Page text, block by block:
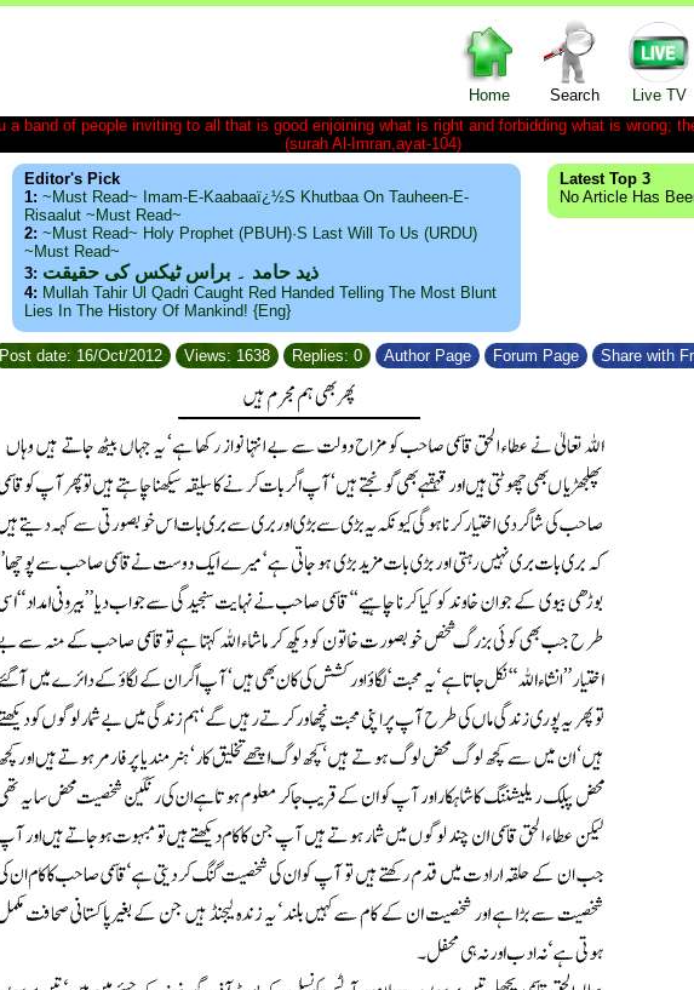
Home Search Live TV
a band of people inviting to all that is good enjoining what is right and forbidding what is wrong;
(surah Al-Imran,ayat-104)
Editor's Pick
1: ~Must Read~ Imam-E-Kaabaaï¿½s Khutbaa On Tauheen-E-
Risaalut ~Must Read~
2: ~Must Read~ Holy Prophet (PBUH)·s Last Will To Us (URDU)
~Must Read~
3: ذید حامد ۔ براس ٹیکس کی حقیقت
4: Mullah Tahir Ul Qadri Caught Red Handed Telling The Most Blunt
Lies In The History Of Mankind! {Eng}
Latest Top 3
No Article Has
Post date: 16/Oct/2012 Views: 1638 Replies: 0 Author Page Forum Page Share with